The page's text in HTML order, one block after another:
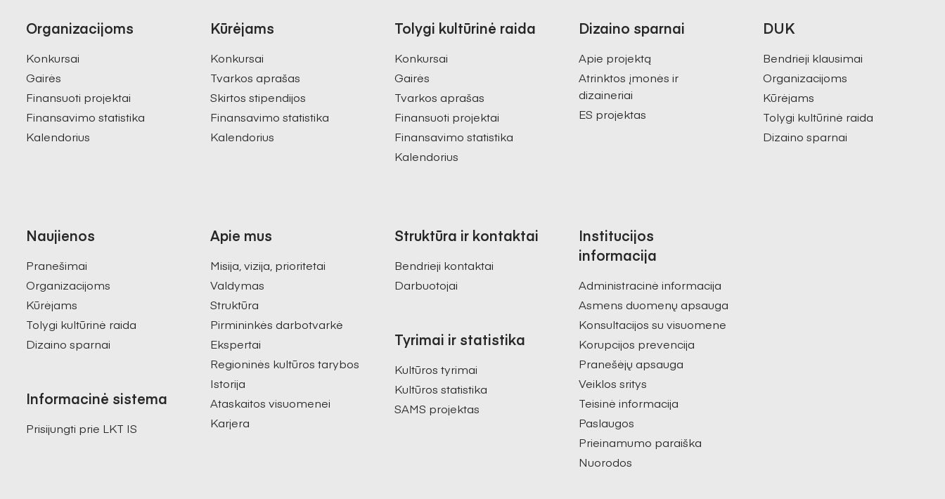
Organizacijoms
Konkursai
Gairės
Finansuoti projektai
Finansavimo statistika
Kalendorius
Kūrėjams
Konkursai
Tvarkos aprašas
Skirtos stipendijos
Finansavimo statistika
Kalendorius
Tolygi kultūrinė raida
Konkursai
Gairės
Tvarkos aprašas
Finansuoti projektai
Finansavimo statistika
Kalendorius
Dizaino sparnai
Apie projektą
Atrinktos įmonės ir
dizaineriai
ES projektas
DUK
Bendrieji klausimai
Organizacijoms
Kūrėjams
Tolygi kultūrinė raida
Dizaino sparnai
Naujienos
Pranešimai
Organizacijoms
Kūrėjams
Tolygi kultūrinė raida
Dizaino sparnai
Informacinė sistema
Prisijungti prie LKT IS
Apie mus
Misija, vizija, prioritetai
Valdymas
Struktūra
Pirmininkės darbotvarkė
Ekspertai
Regioninės kultūros tarybos
Istorija
Ataskaitos visuomenei
Karjera
Struktūra ir kontaktai
Bendrieji kontaktai
Darbuotojai
Tyrimai ir statistika
Kultūros tyrimai
Kultūros statistika
SAMS projektas
Institucijos
informacija
Administracinė informacija
Asmens duomenų apsauga
Konsultacijos su visuomene
Korupcijos prevencija
Pranešėjų apsauga
Veiklos sritys
Teisinė informacija
Paslaugos
Prieinamumo paraiška
Nuorodos